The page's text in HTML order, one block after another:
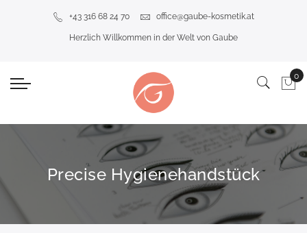
+43 316 68 24 70 office@gaube-kosmetik.at
Herzlich Willkommen in der Welt von Gaube
Precise Hygienehandstück